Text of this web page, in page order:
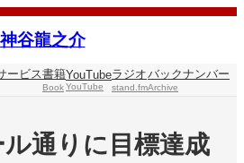
神谷龍之介
ービス書籍
Book
YouTube
YouTube
ラジオ
stand.fm
バックナンバー
Archive
通りに目標達成